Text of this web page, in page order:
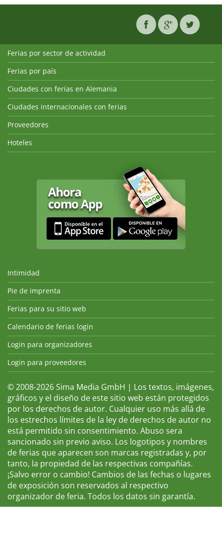
Ferias por sector de actividad
Ferias por país
Ciudades con ferias en Alemania
Ciudades internacionales con ferias
Proveedores
Hoteles
Intimidad
Pie de imprenta
Ferias para su sitio web
Calendario de ferias login
Login para organizadores
Login para proveedores
© 2008-2026 Sima Media GmbH | Los textos, imágenes,
gráficos y el diseño de este sitio web están protegidos
por los derechos de autor. Cualquier uso más allá de
los estrechos límites de la ley de derechos de autor no
está permitido sin consentimiento. Abuso sera
sancionado sin previo aviso. Los logotipos y nombres
de ferias que aparecen son marcas registradas y, por
tanto, la propiedad de las respectivas compañías.
¡Salvo error o cambio! Cambios de las fechas o lugares
de exposición son reservados al respectivo
organizador de feria. Todos los datos sin garantía.